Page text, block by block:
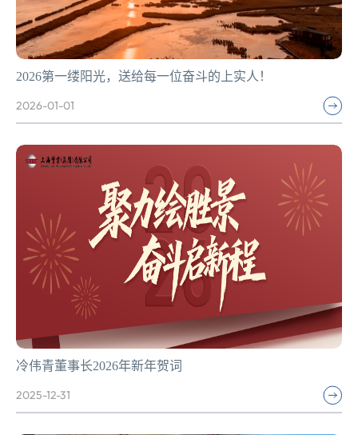
2026第一缕阳光，送给每一位奋斗的上实人！
2026-01-01
冷伟青董事长2026年新年贺词
2025-12-31